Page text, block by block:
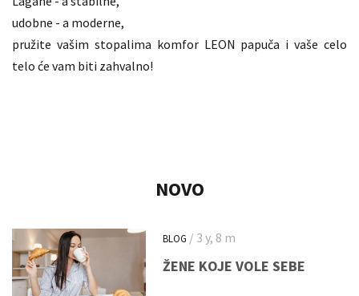
udobne - a moderne,
pružite vašim stopalima komfor LEON papuča i vaše celo
telo će vam biti zahvalno!
NOVO
BLOG / 3 y, 8 m
ŽENE KOJE VOLE SEBE